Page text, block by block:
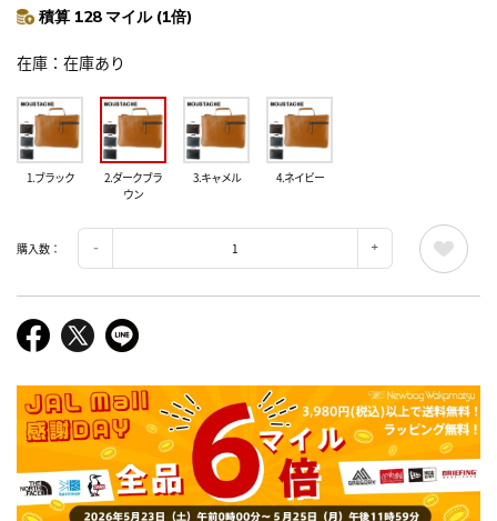
積算 128 マイル (1倍)
在庫 在庫あり
1.ブラック
2.ダークブラ
ウン
3.キャメル 4.ネイビー
購入数：